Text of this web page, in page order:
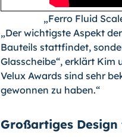
„Ferro Fluid
„Der wichtigste Aspekt
Bauteils stattfindet,
Glasscheibe“, erklärt Kim
Velux Awards sind sehr
gewonnen zu haben.“
Großartiges